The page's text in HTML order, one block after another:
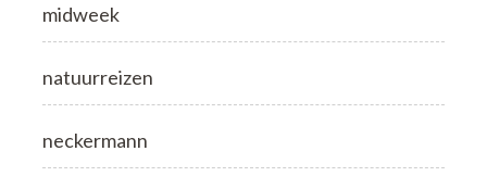
midweek
natuurreizen
neckermann